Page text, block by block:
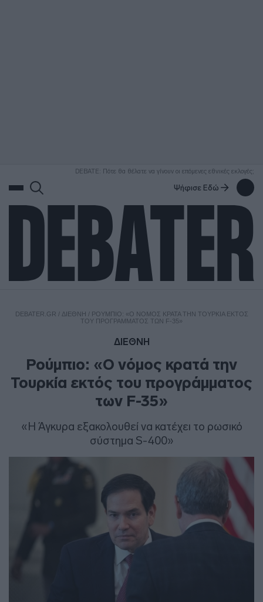
DEBATE: Πότε θα θέλατε να γίνουν οι επόμενες εθνικές εκλογές;
Ψήφισε Εδώ
DEBATER.GR / ΔΙΕΘΝΗ / ΡΟΎΜΠΙΟ: «Ο ΝΌΜΟΣ ΚΡΑΤΆ ΤΗΝ ΤΟΥΡΚΊΑ ΕΚΤΌΣ
ΤΟΥ ΠΡΟΓΡΆΜΜΑΤΟΣ ΤΩΝ F-35»
ΔΙΕΘΝΗ
Ρούμπιο: «Ο νόμος κρατά την
Τουρκία εκτός του προγράμματος
των F-35»
«Η Άγκυρα εξακολουθεί να κατέχει το ρωσικό
σύστημα S-400»